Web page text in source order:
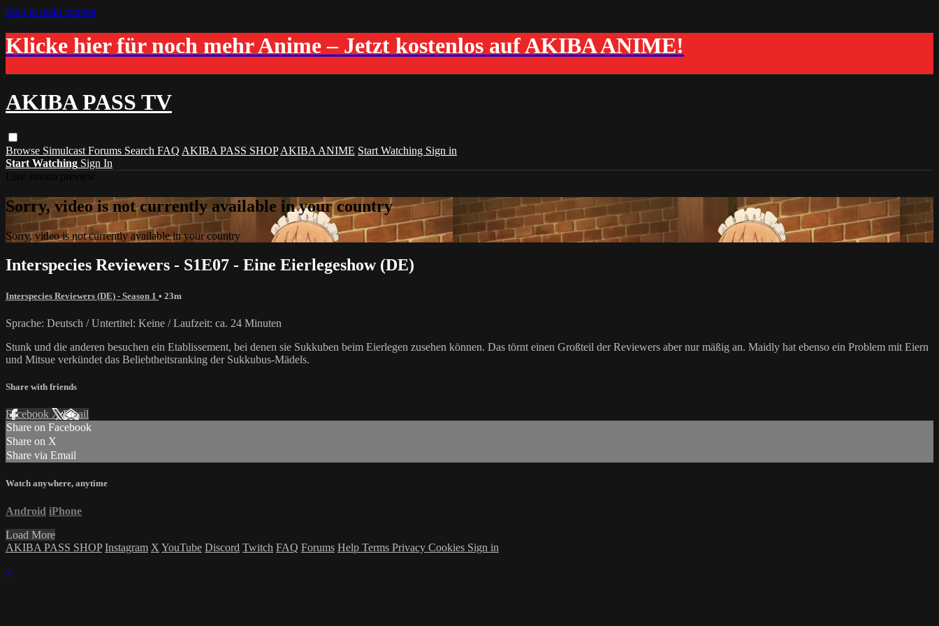
Skip to main content
Klicke hier für noch mehr Anime – Jetzt kostenlos auf AKIBA ANIME!
AKIBA PASS TV
Browse Simulcast Forums Search FAQ AKIBA PASS SHOP AKIBA ANIME Start Watching Sign in
Start Watching Sign In
Sorry, video is not currently available in your country
Sorry, video is not currently available in your country
Interspecies Reviewers - S1E07 - Eine Eierlegeshow (DE)
Interspecies Reviewers (DE) - Season 1 • 23m
Sprache: Deutsch / Untertitel: Keine / Laufzeit: ca. 24 Minuten
Stunk und die anderen besuchen ein Etablissement, bei denen sie Sukkuben beim Eierlegen zusehen können. Das törnt einen Großteil der Reviewers aber nur mäßig an. Maidly hat ebenso ein Problem mit Eiern
und Mitsue verkündet das Beliebtheitsranking der Sukkubus-Mädels.
Share with friends
Facebook XEmail
Share on Facebook
Share on X
Share via Email
Watch anywhere, anytime
Android iPhone
Load More
AKIBA PASS SHOP Instagram X YouTube Discord Twitch FAQ Forums Help Terms Privacy Cookies Sign in
×